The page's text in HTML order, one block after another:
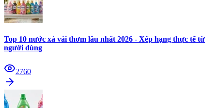
Top 10 nước xả vải thơm lâu nhất 2026 - Xếp hạng thực tế từ
người dùng
2760